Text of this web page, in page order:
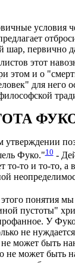
условия
первично
этот
этом и о
для него
Фуко."10-
то и то-то, а
понятия мы
пустоты"
У
не
может быть
может быть